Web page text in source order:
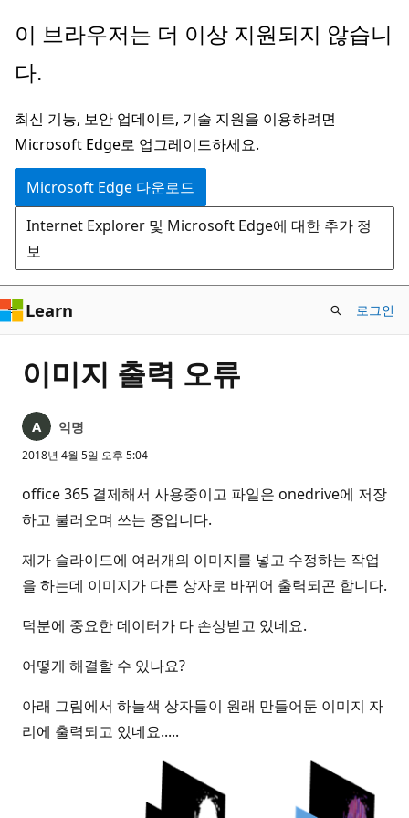
주
콘
츠
로
건
너
뛰
기
이 브라우저는 더 이상 지원되지 않습니
다.
최신 기능, 보안 업데이트, 기술 지원을 이용하려면
Microsoft Edge로 업그레이드하세요.
Microsoft Edge 다운로드
Internet Explorer 및 Microsoft Edge에 대한 추가 정
보
Learn 로그인
이미지 출력 오류
익명
2018년 4월 5일 오후 5:04
office 365 결제해서 사용중이고 파일은 onedrive에 저장
하고 불러오며 쓰는 중입니다.
제가 슬라이드에 여러개의 이미지를 넣고 수정하는 작업
을 하는데 이미지가 다른 상자로 바뀌어 출력되곤 합니다.
덕분에 중요한 데이터가 다 손상받고 있네요.
어떻게 해결할 수 있나요?
아래 그림에서 하늘색 상자들이 원래 만들어둔 이미지 자
리에 출력되고 있네요.....